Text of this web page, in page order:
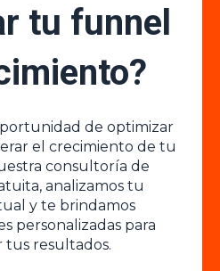
tu funnel
de optimizar
el crecimiento de tu
consultoría de
analizamos tu
y te brindamos
personalizadas para
tus resultados.